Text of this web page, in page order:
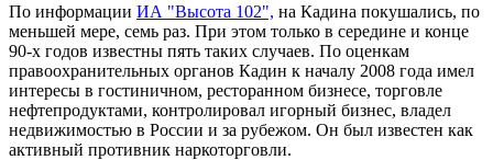
По информации ИА "Высота 102", на Кадина покушались, по
меньшей мере, семь раз. При этом только в середине и конце
90-х годов известны пять таких случаев. По оценкам
правоохранительных органов Кадин к началу 2008 года имел
интересы в гостиничном, ресторанном бизнесе, торговле
нефтепродуктами, контролировал игорный бизнес, владел
недвижимостью в России и за рубежом. Он был известен как
активный противник наркоторговли.